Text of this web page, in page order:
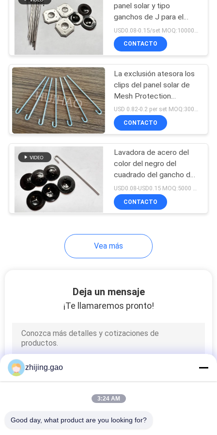
máquina de
soldadura de
alfileres
Vidrio laminado de
la tela
Malla del anillo del
Clips del panel solar
panel solar y tipo
ganchos de J para el
guardia Mesh de la
paloma
CONTACTO
La exclusión atesora los
clips del panel solar de
Mesh Protection
Aluminum Uv Resistant
del guardia
USD 0.82-0.2 per set MOQ:30000 sistemas
CONTACTO
Lavadora de acero del
color del negro del
cuadrado del gancho del
panel solar J para el
guardia del pájaro
USD0.08-USD0.15 MOQ:5000 PC
CONTACTO
Vea más
Deja un mensaje
¡Te llamaremos pronto!
zhijing.gao
3:24 AM
Good day, what product are you looking for?